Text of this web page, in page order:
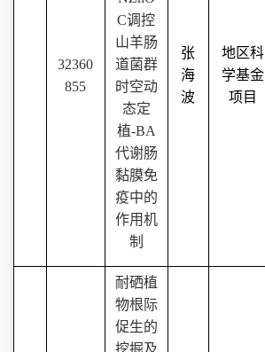
32360
855
C调控
山羊肠
道菌群
时空动
态定
植-BA
代谢肠
黏膜免
疫中的
作用机
制
张
海
波
地区科
学基金
项目
耐硒植
物根际
促生的